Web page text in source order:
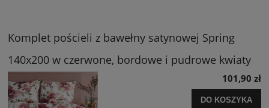
Komplet pościeli z bawełny satynowej Spring
140x200 w czerwone, bordowe i pudrowe kwiaty
101,90 zł
DO KOSZYKA